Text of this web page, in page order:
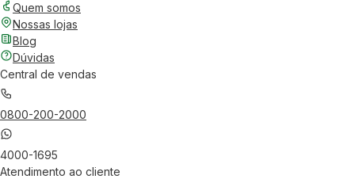
Quem somos
Nossas lojas
Blog
Dúvidas
Central de vendas
0800-200-2000
4000-1695
Atendimento ao cliente